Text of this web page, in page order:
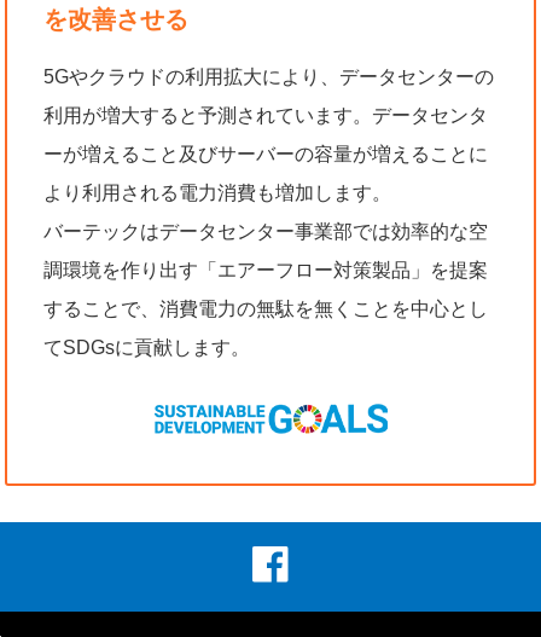
を改善させる
5Gやクラウドの利用拡大により、データセンターの
利用が増大すると予測されています。データセンタ
ーが増えること及びサーバーの容量が増えることに
より利用される電力消費も増加します。
バーテックはデータセンター事業部では効率的な空
調環境を作り出す「エアーフロー対策製品」を提案
することで、消費電力の無駄を無くことを中心とし
てSDGsに貢献します。